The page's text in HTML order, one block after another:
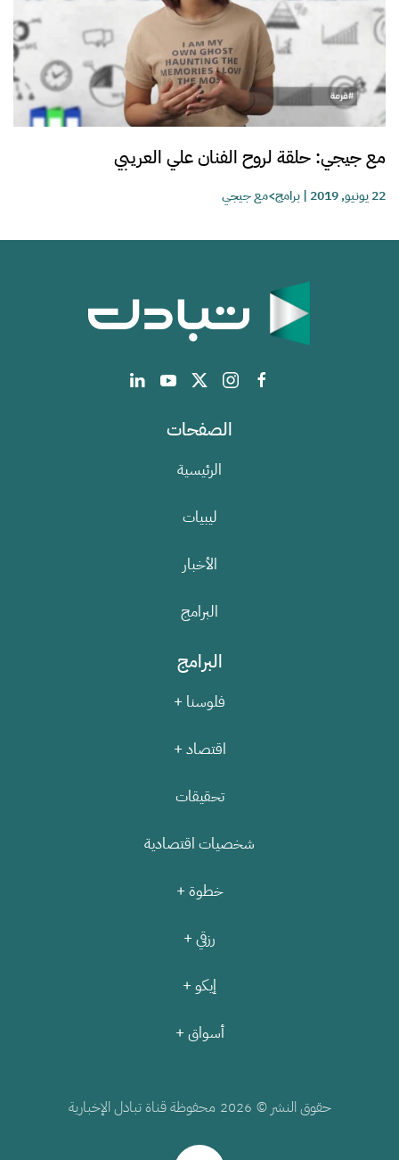
مع جيجي: حلقة لروح الفنان علي العريبي
22 يونيو, 2019 |برامج>مع جيجي
الصفحات
الرئيسية
ليبيات
الأخبار
البرامج
البرامج
فلوسنا +
اقتصاد +
تحقيقات
شخصيات اقتصادية
خطوة +
رزقي +
إيكو +
أسواق +
حقوق النشر © 2026 محفوظة قناة تبادل الإخبارية